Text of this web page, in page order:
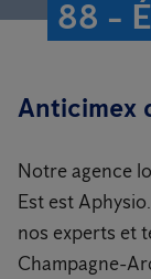
88 -
Anticimex
Notre agence
Est est
nos experts et
Champagne-